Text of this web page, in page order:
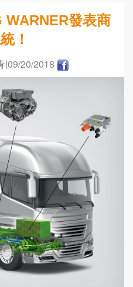
WARNER發表商
！
|09/20/2018